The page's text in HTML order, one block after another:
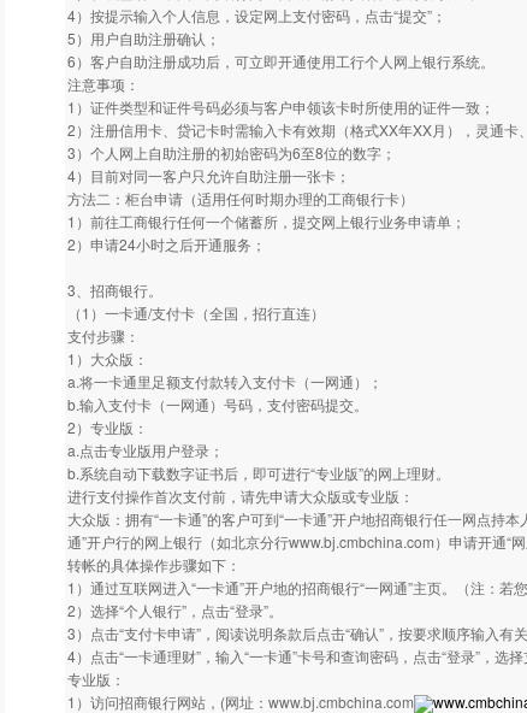
4）按提示输入个人信息，设定网上支付密码，点击“提交”；
5）用户自助注册确认；
6）客户自助注册成功后，可立即开通使用工行个人网上银行系统。
注意事项：
1）证件类型和证件号码必须与客户申领该卡时所使用的证件一致；
2）注册信用卡、贷记卡时需输入卡有效期（格式XX年XX月），灵通卡
3）个人网上自助注册的初始密码为6至8位的数字；
4）目前对同一客户只允许自助注册一张卡；
方法二：柜台申请（适用任何时期办理的工商银行卡）
1）前往工商银行任何一个储蓄所，提交网上银行业务申请单；
2）申请24小时之后开通服务；
3、招商银行。
（1）一卡通/支付卡（全国，招行直连）
支付步骤：
1）大众版：
a.将一卡通里足额支付款转入支付卡（一网通）；
b.输入支付卡（一网通）号码，支付密码提交。
2）专业版：
a.点击专业版用户登录；
b.系统自动下载数字证书后，即可进行“专业版”的网上理财。
进行支付操作首次支付前，请先申请大众版或专业版：
大众版：拥有“一卡通”的客户可到“一卡通”开户地招商银行任一网点持
通”开户行的网上银行（如北京分行www.bj.cmbchina.com）申请开通“
转帐的具体操作步骤如下：
1）通过互联网进入“一卡通”开户地的招商银行“一网通”主页。（注：若
2）选择“个人银行”，点击“登录”。
3）点击“支付卡申请”，阅读说明条款后点击“确认”，按要求顺序输入有
4）点击“一卡通理财”，输入“一卡通”卡号和查询密码，点击“登录”，选
专业版：
1）访问招商银行网站，(网址：www.bj.cmbchina.com